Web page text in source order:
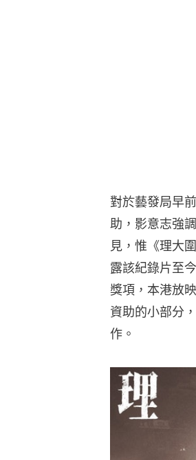
對於藝發局早
助，影意志強
見，惟《理大
露該紀錄片至
獎項，本港放
資助的小部分
作。